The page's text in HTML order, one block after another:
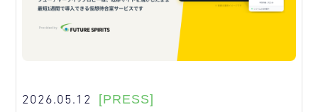
2026.05.12 [PRESS]